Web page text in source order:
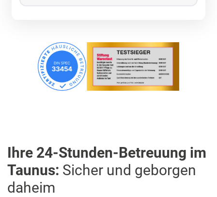
Ihre 24-Stunden-Betreuung im
Taunus: Sicher und geborgen
daheim